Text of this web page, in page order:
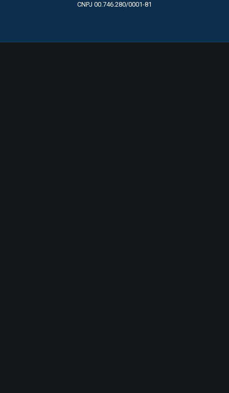
CNPJ 00.746.280/0001-81